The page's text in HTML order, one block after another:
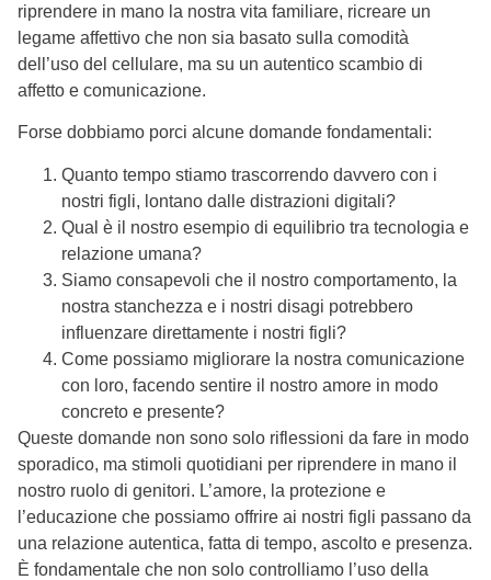
riprendere in mano la nostra vita familiare, ricreare un
legame affettivo che non sia basato sulla comodità
dell’uso del cellulare, ma su un autentico scambio di
affetto e comunicazione.
Forse dobbiamo porci alcune domande fondamentali:
Quanto tempo stiamo trascorrendo davvero con i
nostri figli, lontano dalle distrazioni digitali?
Qual è il nostro esempio di equilibrio tra tecnologia e
relazione umana?
Siamo consapevoli che il nostro comportamento, la
nostra stanchezza e i nostri disagi potrebbero
influenzare direttamente i nostri figli?
Come possiamo migliorare la nostra comunicazione
con loro, facendo sentire il nostro amore in modo
concreto e presente?
Queste domande non sono solo riflessioni da fare in modo
sporadico, ma stimoli quotidiani per riprendere in mano il
nostro ruolo di genitori. L’amore, la protezione e
l’educazione che possiamo offrire ai nostri figli passano da
una relazione autentica, fatta di tempo, ascolto e presenza.
È fondamentale che non solo controlliamo l’uso della